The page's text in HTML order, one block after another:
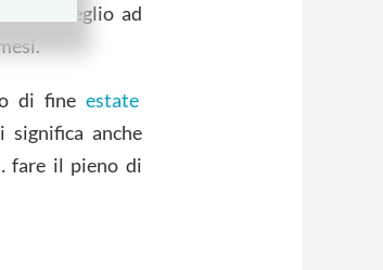
al meglio ad
di fine estate
anche
fare il pieno di